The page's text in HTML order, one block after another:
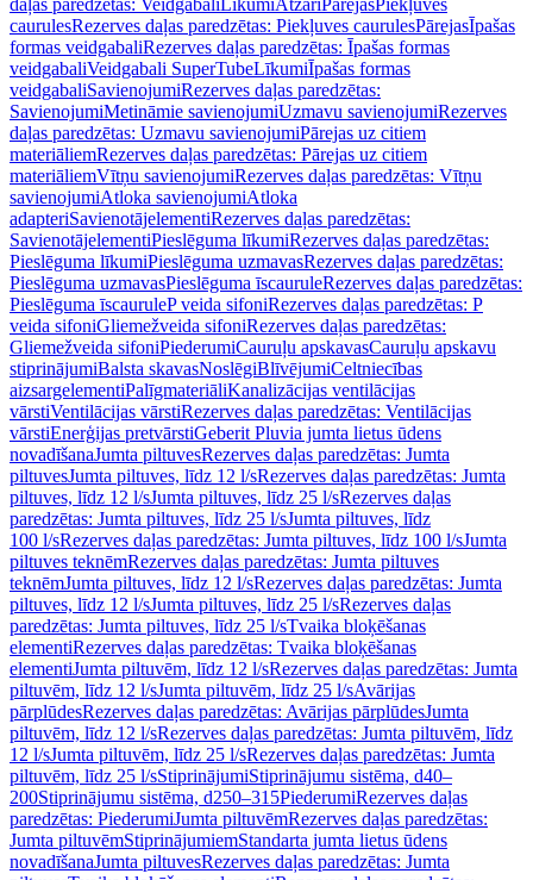
daļas paredzētas: Veidgabali LīkumiAtzari PārejasPiekļuves
caurulesRezerves daļas paredzētas: Piekļuves caurulesPārejasĪpašas
formas veidgabaliRezerves daļas paredzētas: Īpašas formas
veidgabaliVeidgabali SuperTubeLīkumiĪpašas formas
veidgabaliSavienojumiRezerves daļas paredzētas:
SavienojumiMetināmie savienojumiUzmavu savienojumiRezerves
daļas paredzētas: Uzmavu savienojumiPārejas uz citiem
materiāliemRezerves daļas paredzētas: Pārejas uz citiem
materiāliemVītņu savienojumiRezerves daļas paredzētas: Vītņu
savienojumiAtloka savienojumiAtloka
adapteriSavienotājelementiRezerves daļas paredzētas:
SavienotājelementiPieslēguma līkumiRezerves daļas paredzētas:
Pieslēguma līkumiPieslēguma uzmavasRezerves daļas paredzētas:
Pieslēguma uzmavasPieslēguma īscauruleRezerves daļas paredzētas:
Pieslēguma īscauruleP veida sifoniRezerves daļas paredzētas: P
veida sifoniGliemežveida sifoniRezerves daļas paredzētas:
Gliemežveida sifoniPiederumiCauruļu apskavasCauruļu apskavu
stiprinājumiBalsta skavasNoslēgiBlīvējumiCeltniecības
aizsargelementiPalīgmateriāliKanalizācijas ventilācijas
vārstiVentilācijas vārstiRezerves daļas paredzētas: Ventilācijas
vārstiEnerģijas pretvārstiGeberit Pluvia jumta lietus ūdens
novadīšanaJumta piltuvesRezerves daļas paredzētas: Jumta
piltuvesJumta piltuves, līdz 12 l/sRezerves daļas paredzētas: Jumta
piltuves, līdz 12 l/sJumta piltuves, līdz 25 l/sRezerves daļas
paredzētas: Jumta piltuves, līdz 25 l/sJumta piltuves, līdz
100 l/sRezerves daļas paredzētas: Jumta piltuves, līdz 100 l/sJumta
piltuves teknēmRezerves daļas paredzētas: Jumta piltuves
teknēmJumta piltuves, līdz 12 l/sRezerves daļas paredzētas: Jumta
piltuves, līdz 12 l/sJumta piltuves, līdz 25 l/sRezerves daļas
paredzētas: Jumta piltuves, līdz 25 l/sTvaika bloķēšanas
elementiRezerves daļas paredzētas: Tvaika bloķēšanas
elementiJumta piltuvēm, līdz 12 l/sRezerves daļas paredzētas: Jumta
piltuvēm, līdz 12 l/sJumta piltuvēm, līdz 25 l/sAvārijas
pārplūdesRezerves daļas paredzētas: Avārijas pārplūdesJumta
piltuvēm, līdz 12 l/sRezerves daļas paredzētas: Jumta piltuvēm, līdz
12 l/sJumta piltuvēm, līdz 25 l/sRezerves daļas paredzētas: Jumta
piltuvēm, līdz 25 l/sStiprinājumiStiprinājumu sistēma, d40–
200Stiprinājumu sistēma, d250–315PiederumiRezerves daļas
paredzētas: PiederumiJumta piltuvēmRezerves daļas paredzētas:
Jumta piltuvēmStiprinājumiemStandarta jumta lietus ūdens
novadīšanaJumta piltuvesRezerves daļas paredzētas: Jumta